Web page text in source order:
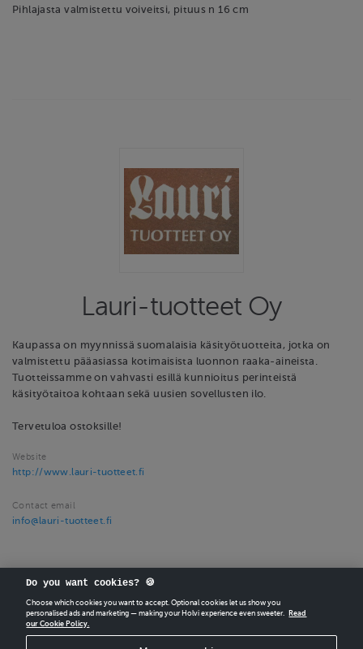
Pihlajasta valmistettu voiveitsi, pituus n 16 cm
Lauri-tuotteet Oy
Kaupassa on myynnissä suomalaisia käsityötuotteita, jotka on
valmistettu pääasiassa kotimaisista luonnon raaka-aineista.
Tuotteissamme on vahvasti esillä kunnioitus perinteistä
käsityötaitoa kohtaan sekä uusien sovellusten ilo.
Tervetuloa ostoksille!
Website
http://www.lauri-tuotteet.fi
Contact email
info@lauri-tuotteet.fi
CREATEYOUR OWN HOLVI ONLINE STORE IN MINUTES.
Do you want cookies? 🍪
Choose which cookies you want to accept. Optional cookies let us show you
personalised ads and marketing — making your Holvi experience even sweeter.
Read
our Cookie Policy.